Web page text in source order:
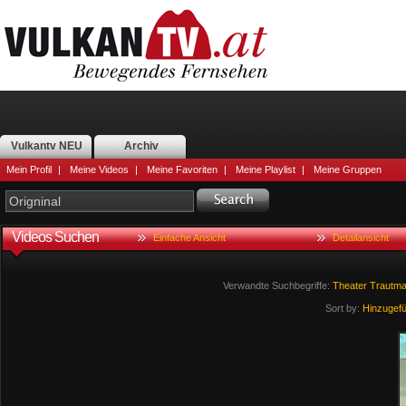
Vulkantv NEU Archiv
Mein Profil | Meine Videos | Meine Favoriten | Meine Playlist | Meine Gruppen
Videos Suchen Einfache Ansicht Detailansicht
Verwandte Suchbegriffe: Theater
Sort by: